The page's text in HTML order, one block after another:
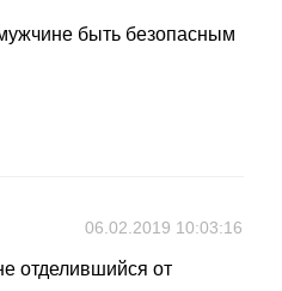
быть безопасным
06.02.2019 10:03:16
отделившийся от